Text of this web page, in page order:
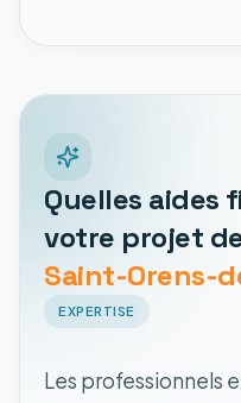
Quelles aides
votre projet
Saint-Orens-
EXPERTISE
Les professionnels